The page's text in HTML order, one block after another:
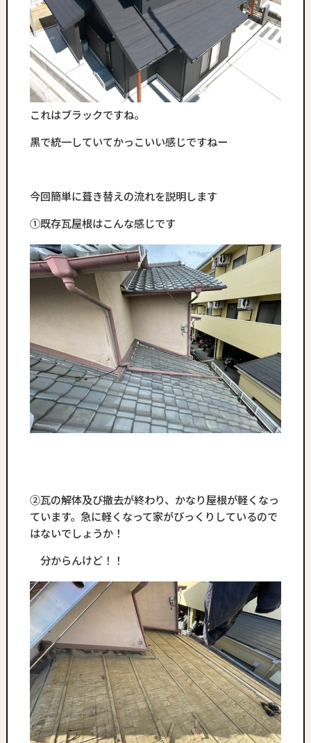
これはブラックですね。
黒で統一していてかっこいい感じですねー
今回簡単に葺き替えの流れを説明します
①既存瓦屋根はこんな感じです
②瓦の解体及び撤去が終わり、かなり屋根が軽くなっ
ています。急に軽くなって家がびっくりしているので
はないでしょうか！
分からんけど！！